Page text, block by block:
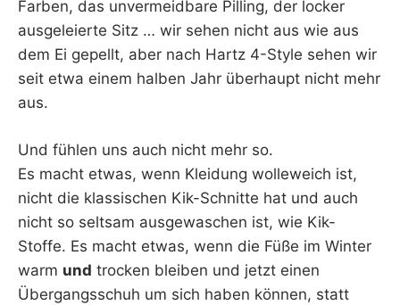
Farben, das unvermeidbare Pilling, der locker
ausgeleierte Sitz … wir sehen nicht aus wie aus
dem Ei gepellt, aber nach Hartz 4-Style sehen wir
seit etwa einem halben Jahr überhaupt nicht mehr
aus.
Und fühlen uns auch nicht mehr so.
Es macht etwas, wenn Kleidung wolleweich ist,
nicht die klassischen Kik-Schnitte hat und auch
nicht so seltsam ausgewaschen ist, wie Kik-
Stoffe. Es macht etwas, wenn die Füße im Winter
warm und trocken bleiben und jetzt einen
Übergangsschuh um sich haben können, statt